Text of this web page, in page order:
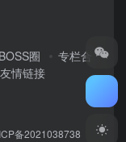
圈
专栏合
友情链接
备2021038738